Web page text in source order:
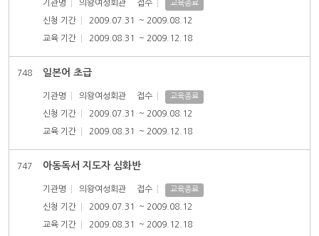
기관명 의왕여성회관 접수 교육종료
신청 기간 2009.07.31 ~ 2009.08.12
교육 기간 2009.08.31 ~ 2009.12.18
748 일본어 초급
기관명 의왕여성회관 접수 교육종료
신청 기간 2009.07.31 ~ 2009.08.12
교육 기간 2009.08.31 ~ 2009.12.18
747 아동독서 지도자 심화반
기관명 의왕여성회관 접수 교육종료
신청 기간 2009.07.31 ~ 2009.08.12
교육 기간 2009.08.31 ~ 2009.12.18